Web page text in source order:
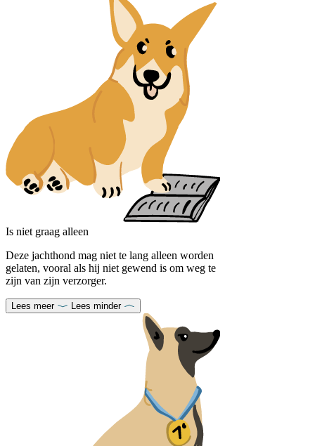
Is niet graag alleen
Deze jachthond mag niet te lang alleen worden
gelaten, vooral als hij niet gewend is om weg te
zijn van zijn verzorger.
Lees meer Lees minder